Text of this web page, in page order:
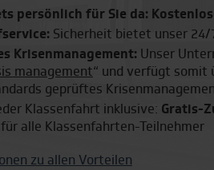
persönlich für Sie da:
Sicherheit bietet unser
Krisenmanagement: Unser
management“ und verfügt somit
geprüftes
Klassenfahrt inklusive: Gratis-
für alle Klassenfahrten-Teilnehmer
zu allen Vorteilen
Über
über 50
Kosten